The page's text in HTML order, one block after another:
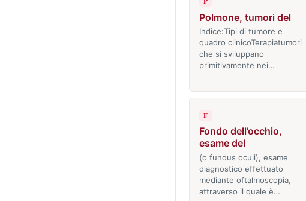
Polmone, tumori del
Indice:Tipi di tumore e
quadro clinicoTerapiatumori
che si sviluppano
primitivamente nei…
F
Fondo dell’occhio,
esame del
(o fundus oculi), esame
diagnostico effettuato
mediante oftalmoscopia,
attraverso il quale è…